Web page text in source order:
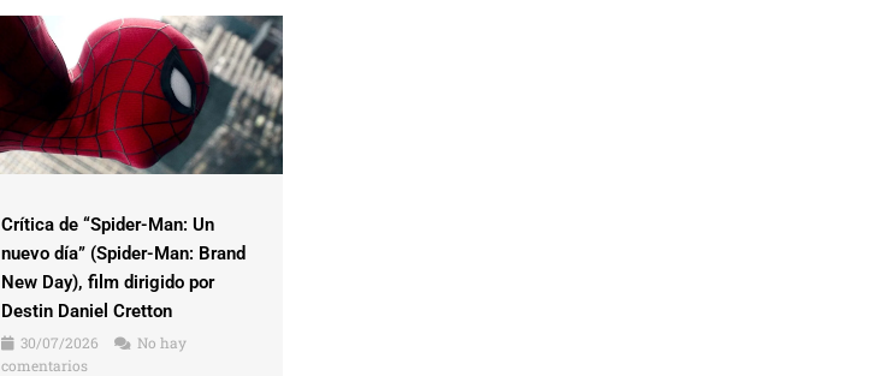
Crítica de “Spider-Man: Un
nuevo día” (Spider-Man: Brand
New Day), film dirigido por
Destin Daniel Cretton
30/07/2026
No hay
comentarios